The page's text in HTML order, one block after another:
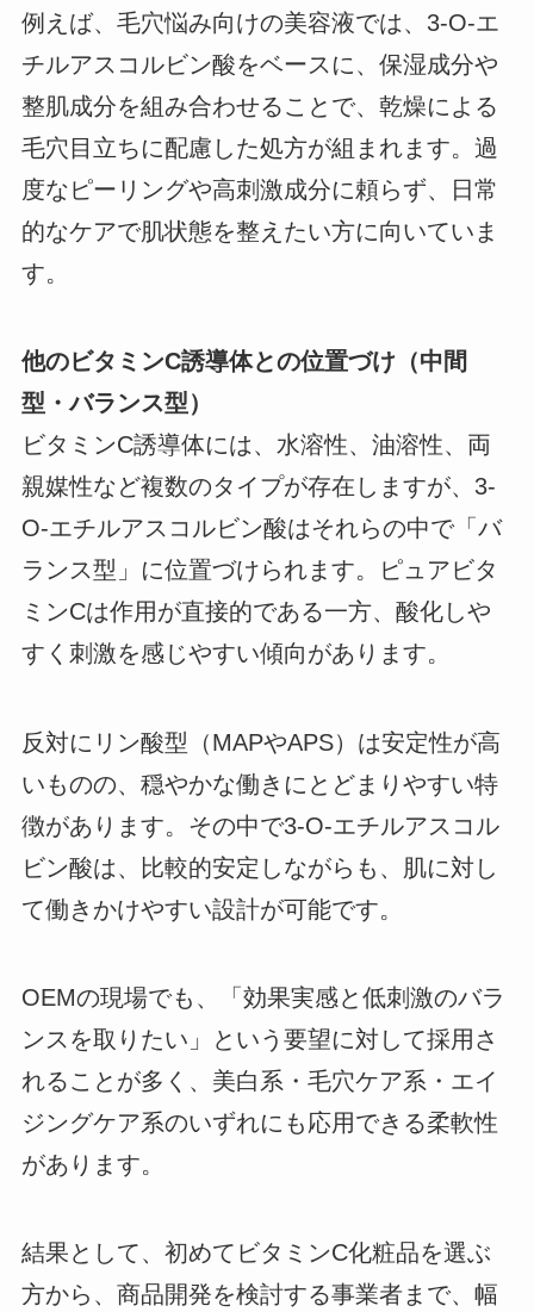
例えば、毛穴悩み向けの美容液では、3-O-エ
チルアスコルビン酸をベースに、保湿成分や
整肌成分を組み合わせることで、乾燥による
毛穴目立ちに配慮した処方が組まれます。過
度なピーリングや高刺激成分に頼らず、日常
的なケアで肌状態を整えたい方に向いていま
す。
他のビタミンC誘導体との位置づけ（中間
型・バランス型）
ビタミンC誘導体には、水溶性、油溶性、両
親媒性など複数のタイプが存在しますが、3-
O-エチルアスコルビン酸はそれらの中で「バ
ランス型」に位置づけられます。ピュアビタ
ミンCは作用が直接的である一方、酸化しや
すく刺激を感じやすい傾向があります。
反対にリン酸型（MAPやAPS）は安定性が高
いものの、穏やかな働きにとどまりやすい特
徴があります。その中で3-O-エチルアスコル
ビン酸は、比較的安定しながらも、肌に対し
て働きかけやすい設計が可能です。
OEMの現場でも、「効果実感と低刺激のバラ
ンスを取りたい」という要望に対して採用さ
れることが多く、美白系・毛穴ケア系・エイ
ジングケア系のいずれにも応用できる柔軟性
があります。
結果として、初めてビタミンC化粧品を選ぶ
方から、商品開発を検討する事業者まで、幅